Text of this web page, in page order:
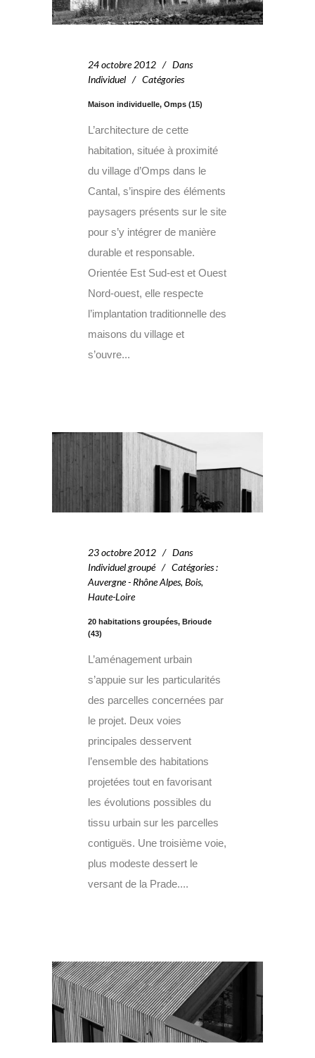
24 octobre 2012
Dans
Individuel
Catégories
Maison individuelle, Omps (15)
L’architecture de cette
habitation, située à proximité
du village d’Omps dans le
Cantal, s’inspire des éléments
paysagers présents sur le site
pour s’y intégrer de manière
durable et responsable.
Orientée Est Sud-est et Ouest
Nord-ouest, elle respecte
l’implantation traditionnelle des
maisons du village et
s’ouvre...
23 octobre 2012
Dans
Individuel groupé
Catégories:
Auvergne - Rhône Alpes, Bois,
Haute-Loire
20 habitations groupées, Brioude
(43)
L’aménagement urbain
s’appuie sur les particularités
des parcelles concernées par
le projet. Deux voies
principales desservent
l’ensemble des habitations
projetées tout en favorisant
les évolutions possibles du
tissu urbain sur les parcelles
contiguës. Une troisième voie,
plus modeste dessert le
versant de la Prade....